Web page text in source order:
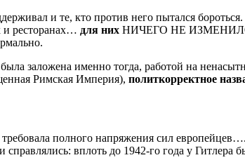
и те, кто против него пытался
и ресторанах… для них НИЧЕГО НЕ
заложена именно тогда, работой на
Римская Империя), политкорректное
полного напряжения сил
вплоть до 1942-го года у